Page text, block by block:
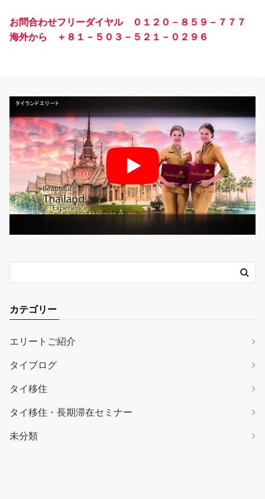
お問合わせフリーダイヤル ０１２０－８５９－７７７
海外から ＋８１－５０３－５２１－０２９６
カテゴリー
エリートご紹介
タイブログ
タイ移住
タイ移住・長期滞在セミナー
未分類